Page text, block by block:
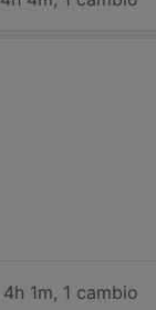
4h 1m, 1 cambio